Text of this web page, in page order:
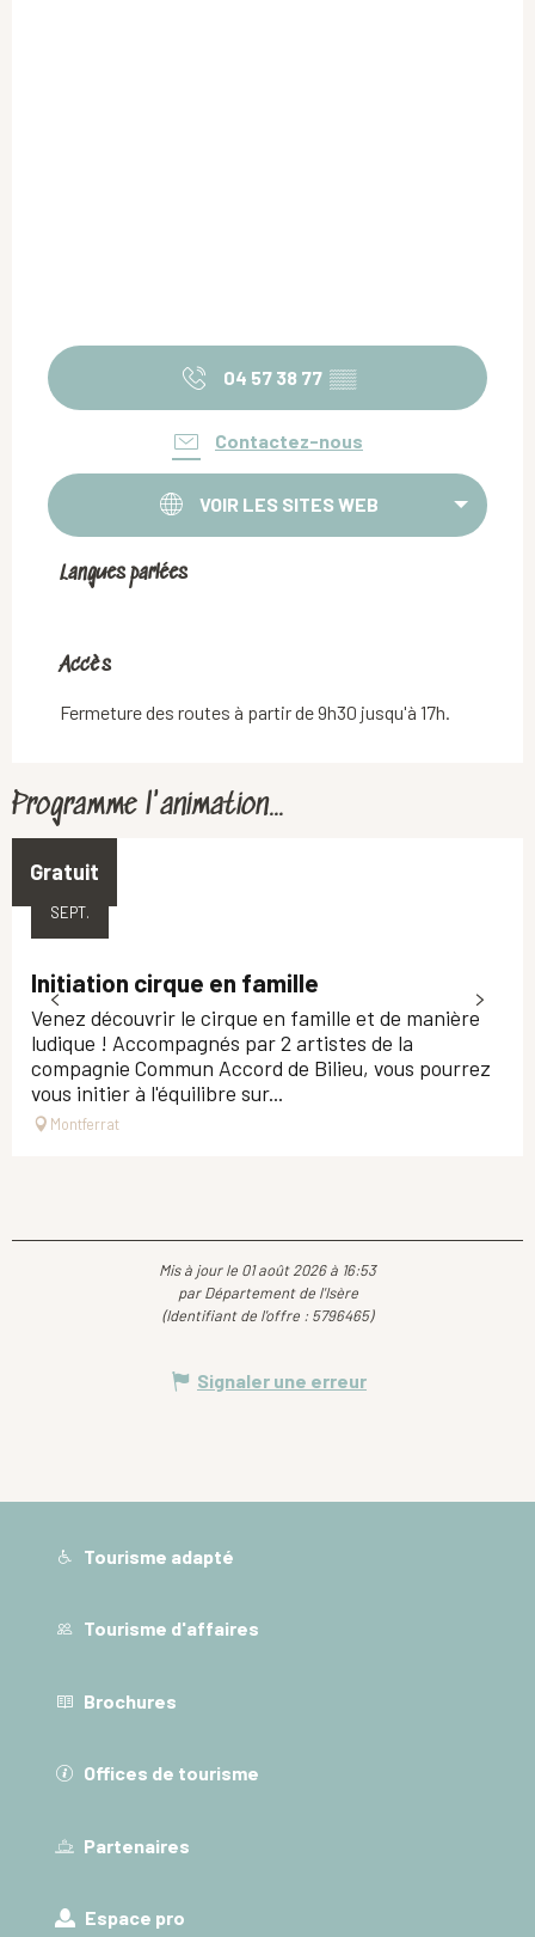
04 57 38 77 ▒▒
Contactez-nous
VOIR LES SITES WEB
Langues parlées
Langues parlées
Accès
Accès
Fermeture des routes à partir de 9h30 jusqu'à 17h.
Programme l'animation...
Gratuit
26
SEPT.
Initiation cirque en famille
Venez découvrir le cirque en famille et de manière
ludique ! Accompagnés par 2 artistes de la
compagnie Commun Accord de Bilieu, vous pourrez
vous initier à l'équilibre sur...
Montferrat
Mis à jour le 01 août 2026 à 16:53
par Département de l'Isère
(Identifiant de l'offre : 5796465)
Signaler une erreur
Tourisme adapté
Tourisme d'affaires
Brochures
Offices de tourisme
Partenaires
Espace pro